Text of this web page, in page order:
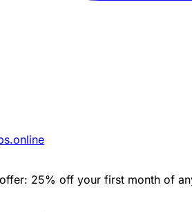
.online
25% off your first month of